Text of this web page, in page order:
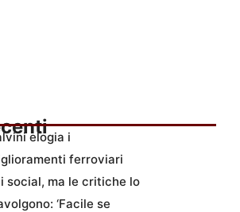
elogia i
ferroviari
social, ma le critiche lo
‘Facile se